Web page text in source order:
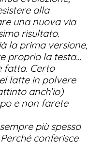
alla
una nuova via
risultato.
la prima versione,
proprio la testa…
fatta. Certo
latte in polvere
anch’io)
e non farete
più spesso
conferisce